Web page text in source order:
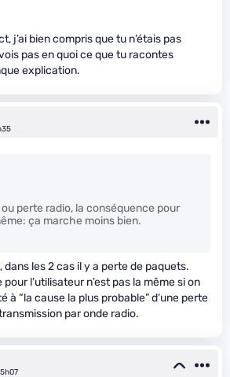
j’ai bien compris que tu n’étais pas
pas en quoi ce que tu racontes
explication.
perte radio, la conséquence pour
ça marche moins bien.
les 2 cas il y a perte de paquets.
l’utilisateur n’est pas la même si on
à “la cause la plus probable” d’une perte
par onde radio.